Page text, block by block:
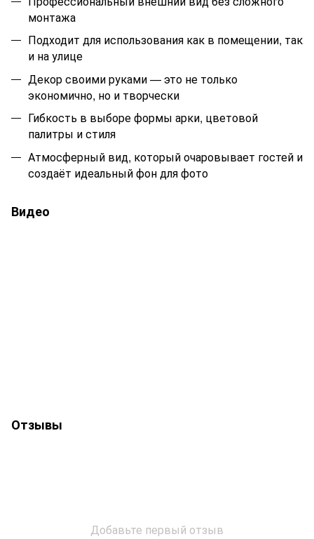
монтажа
Подходит для использования как в помещении, так
и на улице
Декор своими руками — это не только
экономично, но и творчески
Гибкость в выборе формы арки, цветовой
палитры и стиля
Атмосферный вид, который очаровывает гостей и
создаёт идеальный фон для фото
Видео
Отзывы
Добавьте первый отзыв